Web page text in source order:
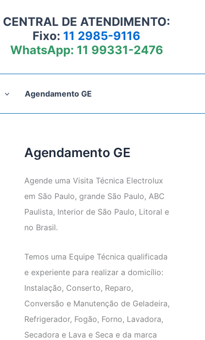
CENTRAL DE ATENDIMENTO:
Fixo: 11 2985-9116
WhatsApp: 11 99331-2476
Agendamento GE
Agendamento GE
Agende uma Visita Técnica Electrolux
em São Paulo, grande São Paulo, ABC
Paulista, Interior de São Paulo, Litoral e
no Brasil.
Temos uma Equipe Técnica qualificada
e experiente para realizar a domicílio:
Instalação, Conserto, Reparo,
Conversão e Manutenção de Geladeira,
Refrigerador, Fogão, Forno, Lavadora,
Secadora e Lava e Seca e da marca